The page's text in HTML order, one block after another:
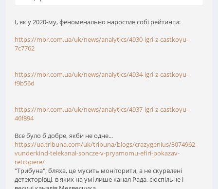
І, як у 2020-му, феноменально наростив собі рейтинги:
https://mbr.com.ua/uk/news/analytics/4930-igri-z-castkoyu-
7c7762
https://mbr.com.ua/uk/news/analytics/4934-igri-z-castkoyu-
f9b56d
https://mbr.com.ua/uk/news/analytics/4937-igri-z-castkoyu-
46f894
Все було б добре, якби не одне...
https://ua.tribuna.com/uk/tribuna/blogs/crazygenius/3074962-
vunderkind-telekanal-soncze-v-pryamomu-efiri-pokazav-
retropere/
"Трибуна", бляха, це мусить моніторити, а не скурвлені
детекторівці, в яких на умі лише канал Рада, сюспільне і